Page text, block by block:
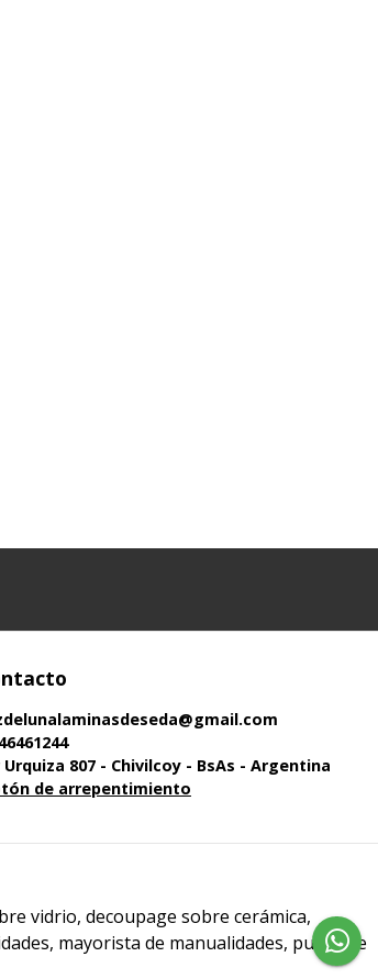
Urquiza 807 - Chivilcoy - BsAs - Argentina
de arrepentimiento
vidrio, decoupage sobre cerámica,
mayorista de manualidades, punto de